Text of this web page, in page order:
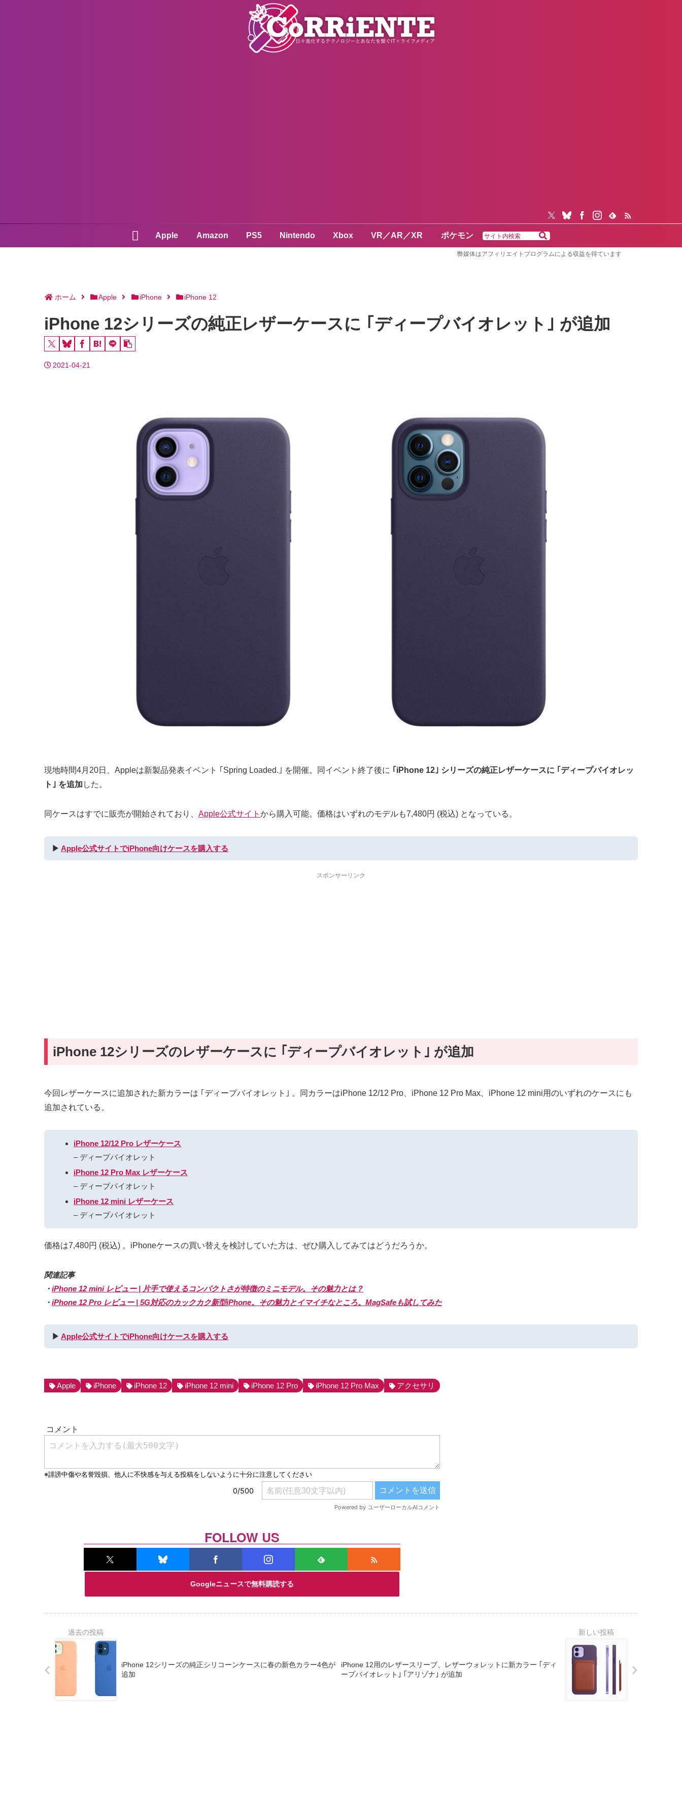
Apple Amazon PS5 Nintendo Xbox VR／AR／XR ポケモン
弊媒体はアフィリエイトプログラムによる収益を得ています
ホーム Apple iPhone iPhone 12
iPhone 12シリーズの純正レザーケースに ｢ディープバイオレット｣ が追加
2021-04-21
現地時間4月20日、Appleは新製品発表イベント ｢Spring Loaded.｣ を開催。同イベント終了後に ｢iPhone 12｣ シリーズの純正レザーケースに ｢ディープバイオレッ
ト｣ を追加 した。
同ケースはすでに販売が開始されており、 Apple公式サイト から購入可能。価格はいずれのモデルも7,480円 (税込) となっている。
▶︎ Apple公式サイトでiPhone向けケースを購入する
スポンサーリンク
iPhone 12シリーズのレザーケースに ｢ディープバイオレット｣ が追加
今回レザーケースに追加された新カラーは ｢ディープバイオレット｣ 。同カラーはiPhone 12/12 Pro、iPhone 12 Pro Max、iPhone 12 mini用のいずれのケースにも
追加されている。
iPhone 12/12 Pro レザーケース
– ディープバイオレット
iPhone 12 Pro Max レザーケース
– ディープバイオレット
iPhone 12 mini レザーケース
– ディープバイオレット
価格は7,480円 (税込) 。iPhoneケースの買い替えを検討していた方は、ぜひ購入してみてはどうだろうか。
関連記事
・ iPhone 12 mini レビュー | 片手で使えるコンパクトさが特徴のミニモデル。その魅力とは？
・ iPhone 12 Pro レビュー | 5G対応のカックカク新型iPhone。その魅力とイマイチなところ。MagSafeも試してみた
▶︎ Apple公式サイトでiPhone向けケースを購入する
Apple iPhone iPhone 12 iPhone 12 mini iPhone 12 Pro iPhone 12 Pro Max アクセサリ
Googleニュースで無料購読する
FOLLOW US
iPhone 12シリーズの純正シリコーンケースに春の新色カラー4色が
追加
iPhone 12用のレザースリーブ、レザーウォレットに新カラー ｢ディ
ープバイオレット｣ ｢アリゾナ｣ が追加